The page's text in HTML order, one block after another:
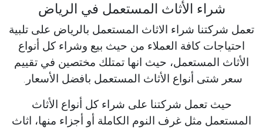
شراء الأثاث المستعمل في الرياض
تعمل شركتنا شراء الاثاث المستعمل بالرياض على تلبية
احتياجات كافة العملاء من حيث بيع وشراء كل أنواع
الأثاث المستعمل، حيث انها تمتلك مختصين في تقييم
سعر شتى أنواع الأثاث المستعمل بافضل الأسعار.
حيث تعمل شركتنا على شراء كل أنواع الأثاث
المستعمل مثل غرف النوم الكاملة أو أجزاء منها، اثاث